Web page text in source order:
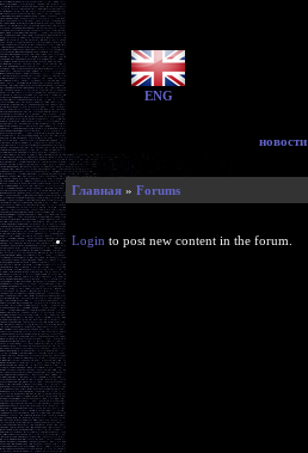
ENG
новости
Главная » Forums
Login to post new content in the forum.